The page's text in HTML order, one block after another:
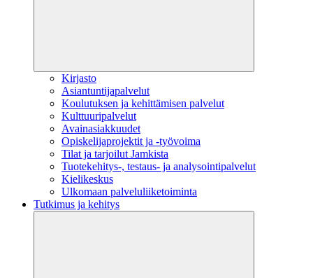
Kirjasto
Asiantuntijapalvelut
Koulutuksen ja kehittämisen palvelut
Kulttuuripalvelut
Avainasiakkuudet
Opiskelijaprojektit​ ja -työvoima
Tilat ja tarjoilut Jamkista
Tuotekehitys-, testaus- ja analysointipalvelut
Kielikeskus
Ulkomaan palveluliiketoiminta
Tutkimus ja kehitys